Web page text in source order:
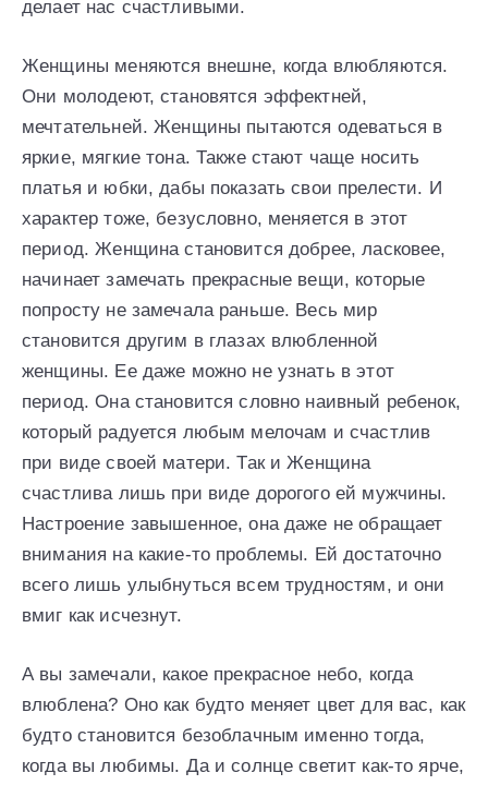
делает нас счастливыми.
Женщины меняются внешне, когда влюбляются.
Они молодеют, становятся эффектней,
мечтательней. Женщины пытаются одеваться в
яркие, мягкие тона. Также стают чаще носить
платья и юбки, дабы показать свои прелести. И
характер тоже, безусловно, меняется в этот
период. Женщина становится добрее, ласковее,
начинает замечать прекрасные вещи, которые
попросту не замечала раньше. Весь мир
становится другим в глазах влюбленной
женщины. Ее даже можно не узнать в этот
период. Она становится словно наивный ребенок,
который радуется любым мелочам и счастлив
при виде своей матери. Так и Женщина
счастлива лишь при виде дорогого ей мужчины.
Настроение завышенное, она даже не обращает
внимания на какие-то проблемы. Ей достаточно
всего лишь улыбнуться всем трудностям, и они
вмиг как исчезнут.
А вы замечали, какое прекрасное небо, когда
влюблена? Оно как будто меняет цвет для вас, как
будто становится безоблачным именно тогда,
когда вы любимы. Да и солнце светит как-то ярче,